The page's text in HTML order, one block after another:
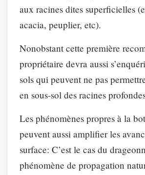
aux racines dites superficielles
acacia, peuplier, etc).
Nonobstant cette première
propriétaire devra aussi
sols qui peuvent ne pas
en sous-sol des racines
Les phénomènes propres à la
peuvent aussi amplifier les
surface: C’est le cas du
phénomène de propagation